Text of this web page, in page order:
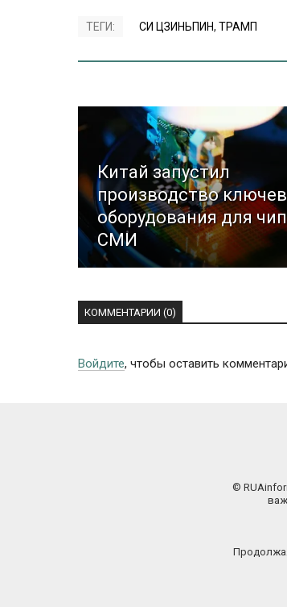
ТЕГИ: СИ ЦЗИНЬПИН, ТРАМП
Китай запустил
производство
оборудования для
СМИ
КОММЕНТАРИИ (0)
Войдите, чтобы оставить
©